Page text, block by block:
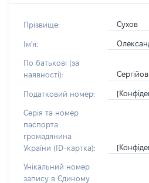
Прізвище: Сухов
Ім'я:
По батькові (за
наявності):
Податковий номер:
Серія та номер
паспорта
громадянина
України (ID-картка):
Унікальний номер
запису в Єдиному